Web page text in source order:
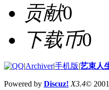
贡献0
下载币0
|Archiver|手机版|艺束人
Powered by Discuz! X3.4©